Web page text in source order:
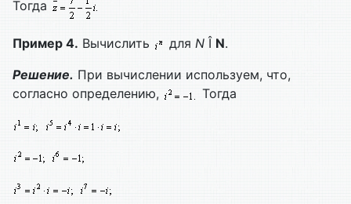
Тогда
Пример 4. Вычислить для N Î N.
Решение. При вычислении используем, что,
согласно определению,
Тогда